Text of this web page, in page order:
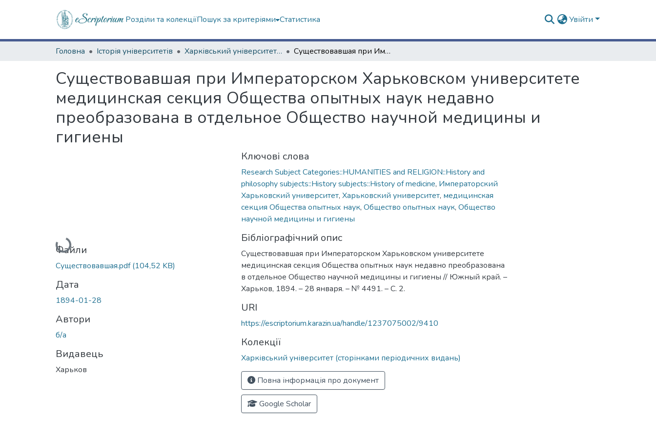
Розділи та колекціїПошук за критеріями Статистика Увійти
Головна Історія університетів Харківський університет (сторінками періодичних видань) Существовавшая при Императорском Харьковском университете медицинская секция Общества опытных наук недавно преобразована в отдельное Общество научной медицины и гигиены
Существовавшая при Императорском Харьковском университете
медицинская секция Общества опытных наук недавно
преобразована в отдельное Общество научной медицины и
гигиены
Вантажиться...
Файли
Существовавшая.pdf(104,52 KB)
Дата
1894-01-28
Автори
б/а
Видавець
Харьков
Ключові слова
Research Subject Categories::HUMANITIES and RELIGION::History and
philosophy subjects::History subjects::History of medicine, Императорский
Харьковский университет, Харьковский университет, медицинская
секция Общества опытных наук, Общество опытных наук, Общество
научной медицины и гигиены
Бібліографічний опис
Существовавшая при Императорском Харьковском университете
медицинская секция Общества опытных наук недавно преобразована
в отдельное Общество научной медицины и гигиены // Южный край. –
Харьков, 1894. – 28 января. – № 4491. – С. 2.
URI
https://escriptorium.karazin.ua/handle/1237075002/9410
Колекції
Харківський університет (сторінками періодичних видань)
Повна інформація про документ
Google Scholar